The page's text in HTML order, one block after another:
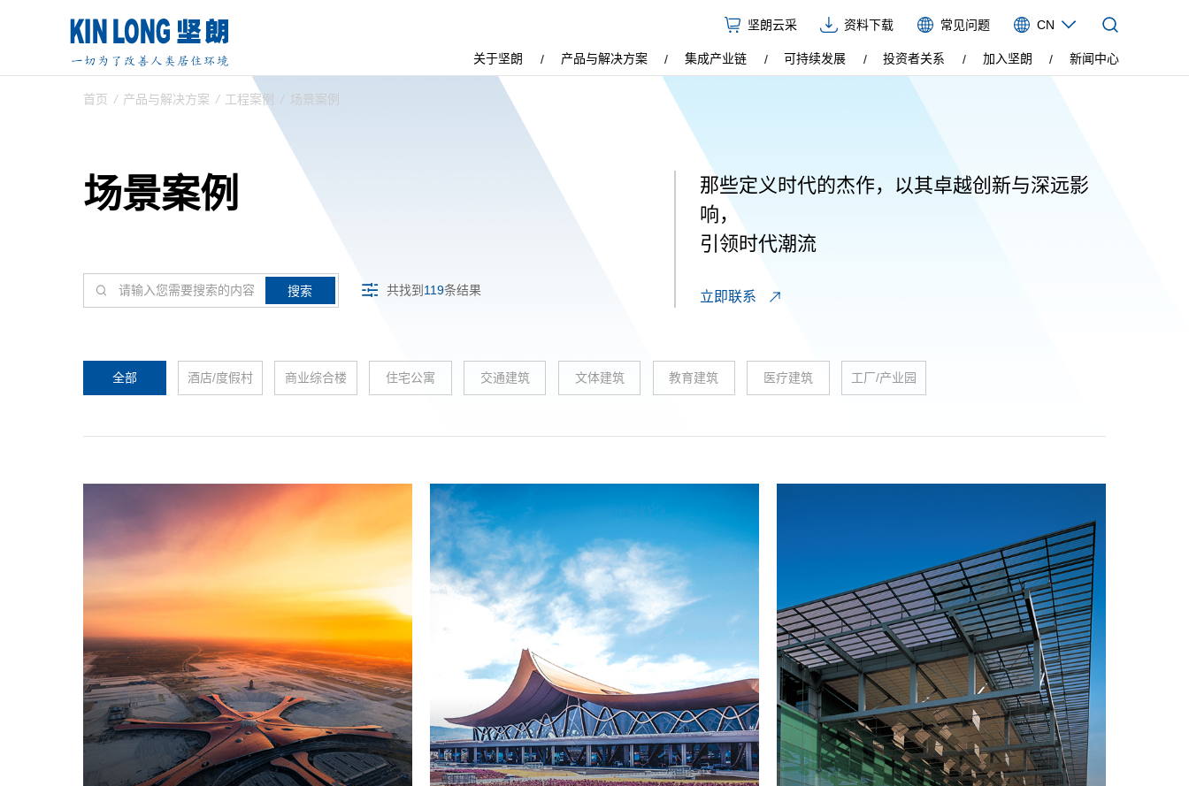
坚朗云采 资料下载 常见问题
CN
EN
关于坚朗 产品与解决方案 集成产业链 可持续发展 投资者关系 加入坚朗 新闻中心
首页 / 产品与解决方案 / 工程案例 / 场景案例
场景案例
那些定义时代的杰作，以其卓越创新与深远影
响，
引领时代潮流
立即联系
搜索 共找到 119条结果
全部 酒店/度假村 商业综合楼 住宅公寓 交通建筑 文体建筑 教育建筑 医疗建筑 工厂/产业园